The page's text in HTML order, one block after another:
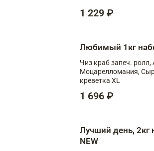
1 229 ₽
Любимый 1кг
Чиз краб запеч. ролл,
Моцарелломания,
креветка XL
1 696 ₽
Лучший день, 2кг
NEW